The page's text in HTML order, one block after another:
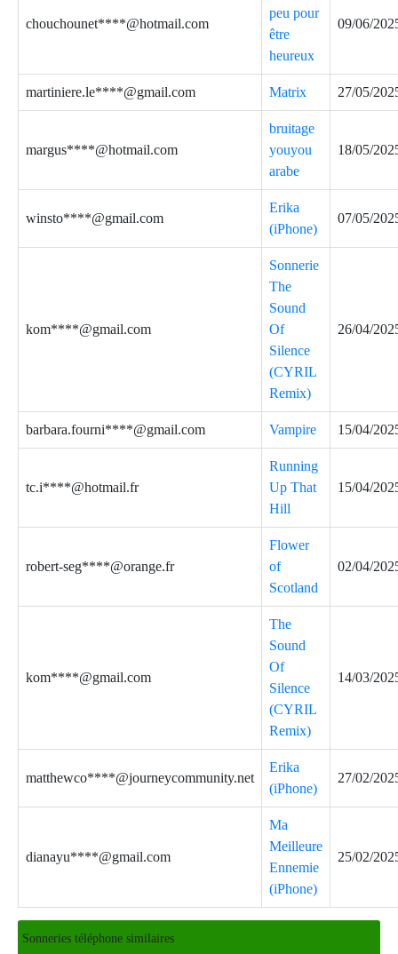
chouchounet****@hotmail.com
peu pour
être
heureux
09/06/
martiniere.le****@gmail.com Matrix 27/05/
margus****@hotmail.com
bruitage
youyou
arabe
18/05/
winsto****@gmail.com
Erika
(iPhone)
07/05/
kom****@gmail.com
Sonnerie
The
Sound
Of
Silence
(CYRIL
Remix)
26/04/
barbara.fourni****@gmail.com Vampire 15/04/
tc.i****@hotmail.fr
Running
Up That
Hill
15/04/
robert-seg****@orange.fr
Flower
of
Scotland
02/04/
kom****@gmail.com
The
Sound
Of
Silence
(CYRIL
Remix)
14/03/
matthewco****@journeycommunity.net
Erika
(iPhone)
27/02/
dianayu****@gmail.com
Ma
Meilleure
Ennemie
(iPhone)
25/02/
Sonneries téléphone similaires